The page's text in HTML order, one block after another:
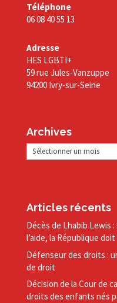
Téléphone
06 08 40 55 13
Adresse
HES LGBTI+
59 rue Jules-Vanzuppe
94200 Ivry-sur-Seine
Archives
Archives
Articles récents
Décès de Lhabib Lewis
l’aide, la République
Défenseur des droits :
de droit
Décision de la Cour de
droits des enfants nés